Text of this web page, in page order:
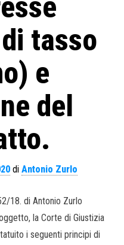
tasso
e
del
di Antonio Zurlo
18. di Antonio Zurlo
la Corte di Giustizia
i seguenti principi di